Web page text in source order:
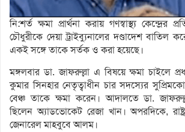
নি:শর্ত ক্ষমা প্রার্থনা করায় গণস্বাস্থ্য কেন্দ্রের
চৌধুরীকে দেয়া ট্রাইব্যুনালের দণ্ডাদেশ বাতিল
একই সঙ্গে তাকে সর্তক ও করা হয়েছে।
মঙ্গলবার ডা. জাফরুল্লা এ বিষয়ে ক্ষমা চাইলে
কুমার সিনহার নেতৃত্বাধীন চার সদস্যের
বেঞ্চ তাকে ক্ষমা করেন। আদালতে ডা.
ছিলেন অ্যাডভোকেট রেজা খান। অপরদিকে,
জেনারেল মাহবুবে আলম।